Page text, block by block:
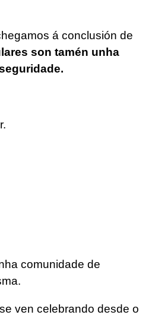
á conclusión de
son tamén unha
comunidade de
ven celebrando desde o